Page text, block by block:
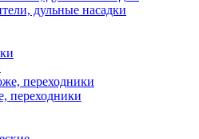
дульные насадки
переходники